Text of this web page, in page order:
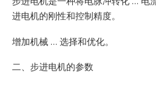
进电机的刚性和控制精度。
增加机械 … 选择和优化。
二、步进电机的参数